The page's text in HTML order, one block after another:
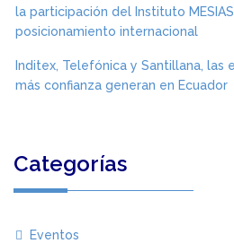
la participación del Instituto
posicionamiento internacional
Inditex, Telefónica y Santillana, las
más confianza generan en Ecuador
Categorías
Eventos